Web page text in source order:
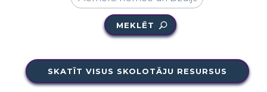
MEKLĒT
SKATĪT VISUS SKOLOTĀJU RESURSUS